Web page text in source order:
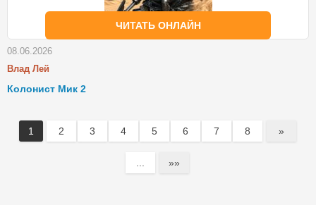
ЧИТАТЬ ОНЛАЙН
08.06.2026
Влад Лей
Колонист Мик 2
1 2 3 4 5 6 7 8 »
»»